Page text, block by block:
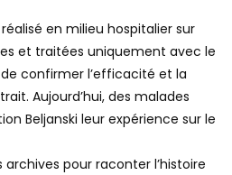
en milieu hospitalier sur
et traitées uniquement avec le
confirmer l’efficacité et la
Aujourd’hui, des malades
Beljanski leur expérience sur le
pour raconter l’histoire